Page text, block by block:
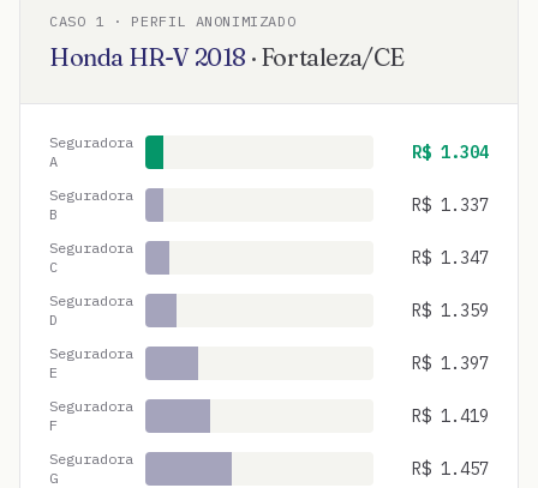
CASO 1 · PERFIL ANONIMIZADO
Honda HR-V 2018 · Fortaleza/CE
Seguradora
A
R$ 1.304
Seguradora
B
R$ 1.337
Seguradora
C
R$ 1.347
Seguradora
D
R$ 1.359
Seguradora
E
R$ 1.397
Seguradora
F
R$ 1.419
Seguradora
G
R$ 1.457